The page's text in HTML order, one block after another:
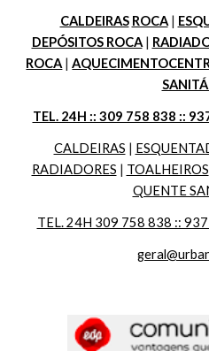
CALDEIRAS ROCA |
DEPÓSITOS ROCA |
ROCA |
TEL. 24H :: 309 758 838 ::
CALDEIRAS |
RADIADORES | TOALHEIROS
QUENTE
TEL. 24H 309 758 838 ::